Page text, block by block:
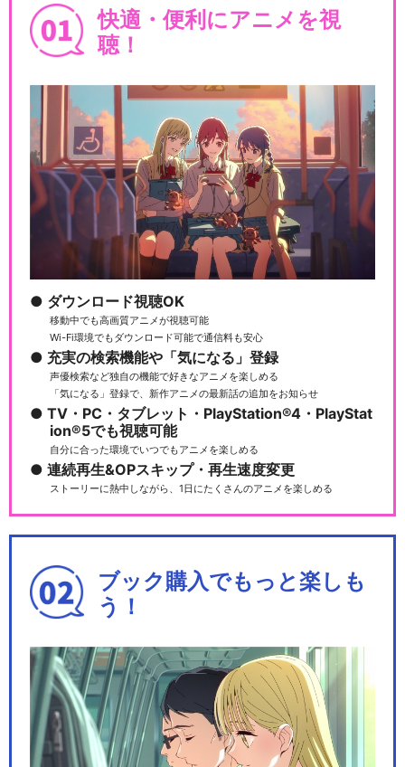
快適・便利にアニメを視
聴！
ダウンロード視聴OK
移動中でも高画質アニメが視聴可能
Wi-Fi環境でもダウンロード可能で通信料も安心
充実の検索機能や「気になる」登録
声優検索など独自の機能で好きなアニメを楽しめる
「気になる」登録で、新作アニメの最新話の追加をお知らせ
TV・PC・タブレット・PlayStation®4・PlayStat
ion®5でも視聴可能
自分に合った環境でいつでもアニメを楽しめる
連続再生&OPスキップ・再生速度変更
ストーリーに熱中しながら、1日にたくさんのアニメを楽しめる
ブック購入でもっと楽しも
う！